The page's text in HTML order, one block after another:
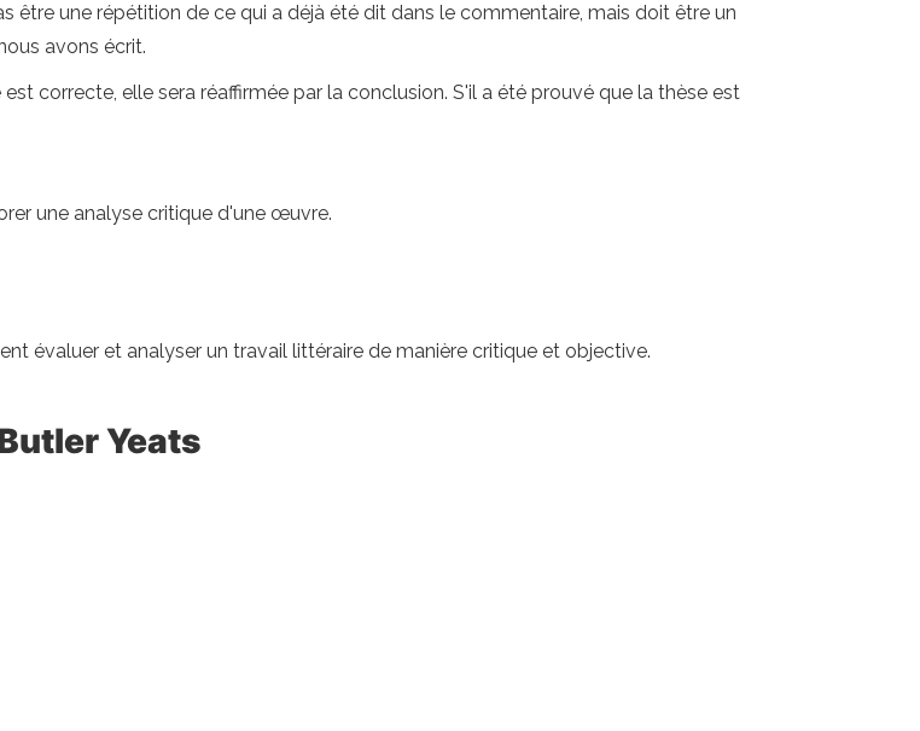
être une répétition de ce qui a déjà été dit dans le commentaire, mais doit être un
avons écrit.
correcte, elle sera réaffirmée par la conclusion. S'il a été prouvé que la thèse est
une analyse critique d'une œuvre.
évaluer et analyser un travail littéraire de manière critique et objective.
Yeats